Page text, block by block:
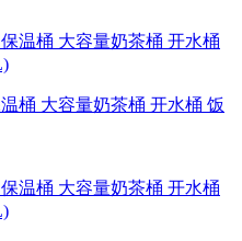
桶 大容量奶茶桶 开水桶 饭